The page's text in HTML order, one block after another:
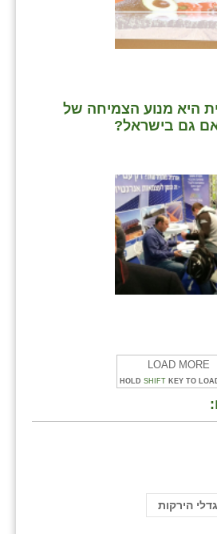
היא מנוע הצמיחה של
גם בישראל?
LOAD MORE
HOLD SHIFT KEY TO
הירקות